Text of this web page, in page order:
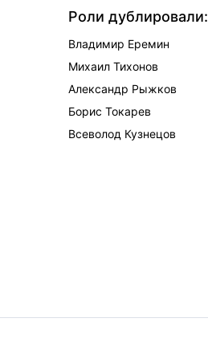
Роли дублировали:
Владимир Еремин
Михаил Тихонов
Александр Рыжков
Борис Токарев
Всеволод Кузнецов